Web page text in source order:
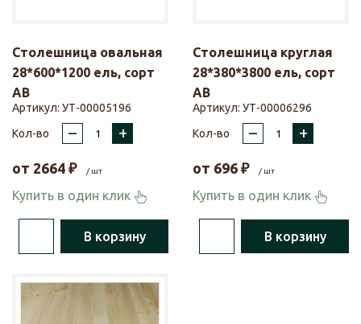
Столешница овальная
28*600*1200 ель, сорт
АВ
Артикул: УТ-00005196
Кол-во
– +
от 2664 ₽ / шт
Купить в один клик
В корзину
Столешница круглая
28*380*3800 ель, сорт
АВ
Артикул: УТ-00006296
Кол-во
– +
от 696 ₽ / шт
Купить в один клик
В корзину